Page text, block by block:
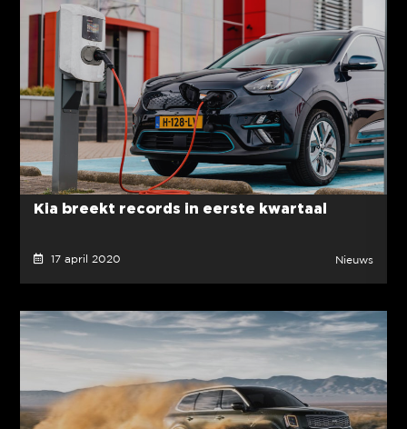
Kia breekt records in eerste kwartaal
17 april 2020 Nieuws